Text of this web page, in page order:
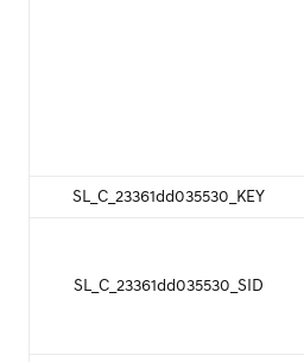
SL_C_23361dd035530_KEY
SL_C_23361dd035530_SID